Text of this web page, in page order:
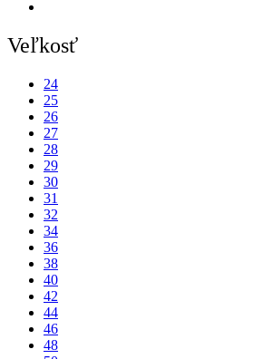
Veľkosť
24
25
26
27
28
29
30
31
32
34
36
38
40
42
44
46
48